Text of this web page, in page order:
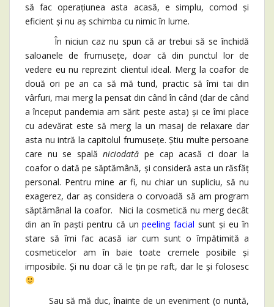
să fac operațiunea asta acasă, e simplu, comod și
eficient și nu aș schimba cu nimic în lume.
În niciun caz nu spun că ar trebui să se închidă
saloanele de frumusețe, doar că din punctul lor de
vedere eu nu reprezint clientul ideal. Merg la coafor de
două ori pe an ca să mă tund, practic să îmi tai din
vârfuri, mai merg la pensat din când în când (dar de când
a început pandemia am sărit peste asta) și ce îmi place
cu adevărat este să merg la un masaj de relaxare dar
asta nu intră la capitolul frumusețe. Știu multe persoane
care nu se spalăniciodată pe cap acasă ci doar la
coafor o dată pe săptămână, și consideră asta un răsfăț
personal. Pentru mine ar fi, nu chiar un supliciu, să nu
exagerez, dar aș considera o corvoadă să am program
săptămânal la coafor. Nici la cosmetică nu merg decât
din an în paști pentru că un peeling facial sunt și eu în
stare să îmi fac acasă iar cum sunt o împătimită a
cosmeticelor am în baie toate cremele posibile și
imposibile. Și nu doar că le țin pe raft, dar le și folosesc
Sau să mă duc, înainte de un eveniment (o nuntă,